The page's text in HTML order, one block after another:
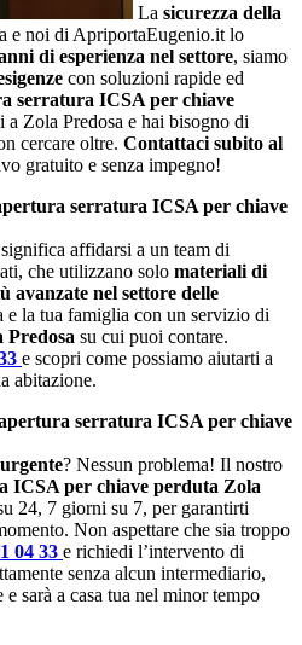
La sicurezza della
e noi di ApriportaEugenio.it lo
di esperienza nel settore, siamo
con soluzioni rapide ed
serratura ICSA per chiave
a Zola Predosa e hai bisogno di
cercare oltre. Contattaci subito al
gratuito e senza impegno!
serratura ICSA per chiave
affidarsi a un team di
che utilizzano solo materiali di
avanzate nel settore delle
e la tua famiglia con un servizio di
Predosa su cui puoi contare.
e scopri come possiamo aiutarti a
abitazione.
serratura ICSA per chiave
? Nessun problema! Il nostro
ICSA per chiave perduta Zola
24, 7 giorni su 7, per garantirti
Non aspettare che sia troppo
04 33 e richiedi l’intervento di
senza alcun intermediario,
sarà a casa tua nel minor tempo